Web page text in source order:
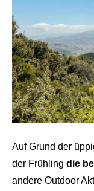
Auf Grund der
der Frühling die
andere Outdoor